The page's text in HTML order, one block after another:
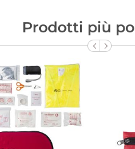
Prodotti più